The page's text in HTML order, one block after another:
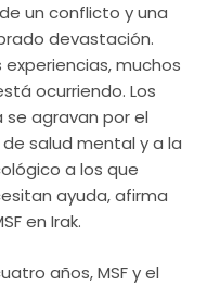
un conflicto y una
devastación.
muchos
ocurriendo. Los
agravan por el
salud mental y a la
a los que
ayuda, afirma
en Irak.
años, MSF y el